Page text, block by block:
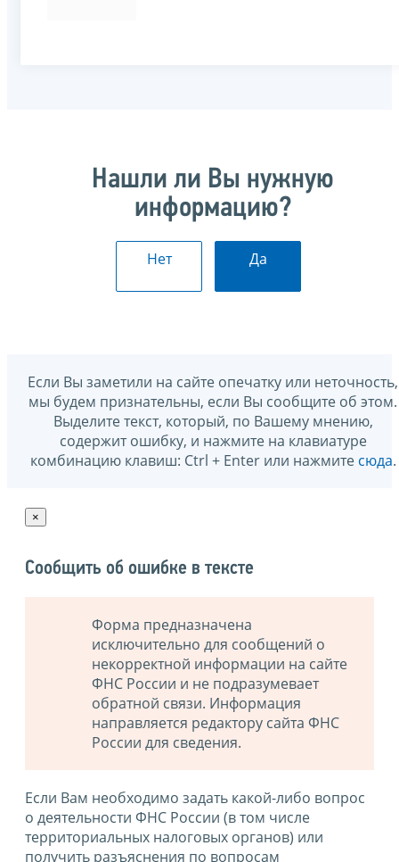
Нашли ли Вы нужную
информацию?
Нет Да
Если Вы заметили на сайте опечатку или неточность,
мы будем признательны, если Вы сообщите об этом.
Выделите текст, который, по Вашему мнению,
содержит ошибку, и нажмите на клавиатуре
комбинацию клавиш: Ctrl + Enter или нажмите сюда.
×
Сообщить об ошибке в тексте
Форма предназначена
исключительно для сообщений о
некорректной информации на сайте
ФНС России и не подразумевает
обратной связи. Информация
направляется редактору сайта ФНС
России для сведения.
Если Вам необходимо задать какой-либо вопрос
о деятельности ФНС России (в том числе
территориальных налоговых органов) или
получить разъяснения по вопросам